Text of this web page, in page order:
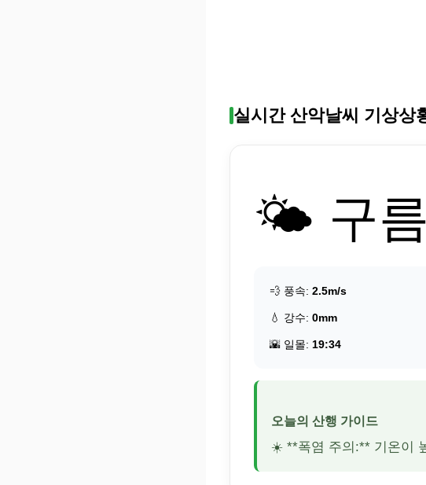
실시간 산악날씨 기상상
🌤️ 구
💨 풍속: 2.5m/s
💧 강수: 0mm
🌇 일몰: 19:34
오늘의 산행 가이드
☀️ **폭염 주의:** 기온이